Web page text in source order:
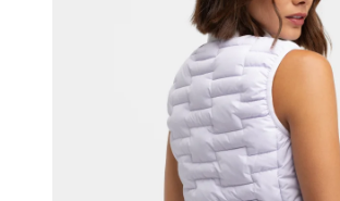
サイクリング少年
サイクリング女子
スキー＆スノーボード少年
スキー＆スノーボード女子